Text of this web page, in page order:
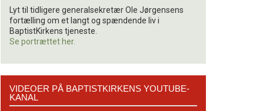
Lyt til tidligere generalsekretær Ole Jørgensens
fortælling om et langt og spændende liv i
BaptistKirkens tjeneste.
Se portrættet her.
BaptistKirkens
VIDEOER PÅ BAPTISTKIRKENS YOUTUBE-
KANAL